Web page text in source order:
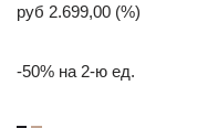
руб 2.699,00 (%)
-50% на 2-ю ед.